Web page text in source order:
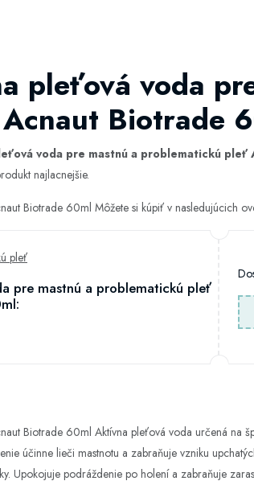
pleťová voda
Biotrade
voda pre mastnú a problematickú pleť
najlacnejšie.
Biotrade 60ml Môžete si kúpiť v nasledujúcich
pleť
pre mastnú a problematickú pleť
Biotrade 60ml Aktívna pleťová voda určená na
účinne lieči mastnotu a zabraňuje vzniku
Upokojuje podráždenie po holení a zabraňuje